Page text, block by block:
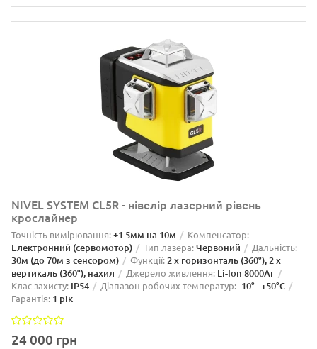
NIVEL SYSTEM CL5R - нівелір лазерний рівень
крослайнер
Точність вимірювання:±1.5мм на 10м Компенсатор:
Електронний (сервомотор) Тип лазера:Червоний Дальність:
30м (до 70м з сенсором) Функції:2 x горизонталь (360°), 2 x
вертикаль (360°), нахил
Джерело живлення: Li-Ion 8000Aг
Клас захисту: IP54 Діапазон робочих температур:-10°...+50°C
Гарантія: 1 рік
24 000 грн